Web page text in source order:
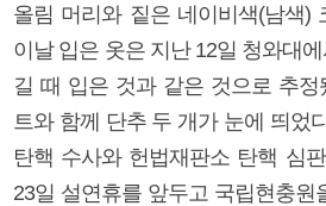
올림 머리와 짙은 네이비색(남색)
이날 입은 옷은 지난 12일 청와대
길 때 입은 것과 같은 것으로 추정
트와 함께 단추 두 개가 눈에 띄었
탄핵 수사와 헌법재판소 탄핵 심
23일 설연휴를 앞두고 국립현충원